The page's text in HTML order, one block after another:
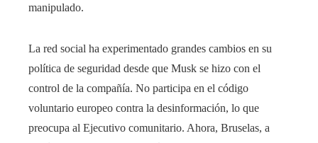
manipulado.
La red social ha experimentado grandes cambios en su
política de seguridad desde que Musk se hizo con el
control de la compañía. No participa en el código
voluntario europeo contra la desinformación, lo que
preocupa al Ejecutivo comunitario. Ahora, Bruselas, a